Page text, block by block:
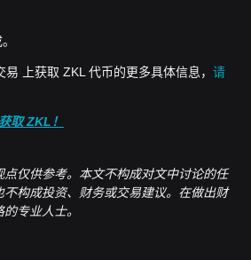
上获取 ZKL 代币的更多具体信息， 请
取 ZKL！
仅供参考。本文不构成对文中讨论的任
不构成投资、财务或交易建议。在做出财
专业人士。